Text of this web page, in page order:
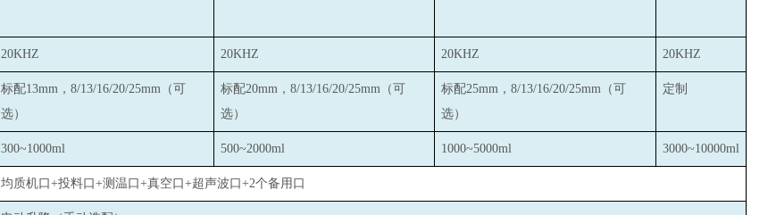
20KHZ 20KHZ 20KHZ 20KHZ
标配13mm，8/13/16/20/25mm（可
选）
标配20mm，8/13/16/20/25mm（可
选）
标配25mm，8/13/16/20/25mm（可
选）
定制
300~1000ml 500~2000ml 1000~5000ml 3000~10000ml
均质机口+投料口+测温口+真空口+超声波口+2个备用口